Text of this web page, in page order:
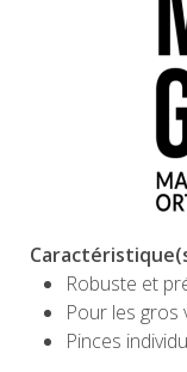
Robuste et
Pour les gros
Pinces